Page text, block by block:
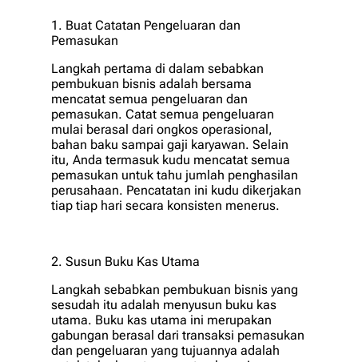
1. Buat Catatan Pengeluaran dan
Pemasukan
Langkah pertama di dalam sebabkan
pembukuan bisnis adalah bersama
mencatat semua pengeluaran dan
pemasukan. Catat semua pengeluaran
mulai berasal dari ongkos operasional,
bahan baku sampai gaji karyawan. Selain
itu, Anda termasuk kudu mencatat semua
pemasukan untuk tahu jumlah penghasilan
perusahaan. Pencatatan ini kudu dikerjakan
tiap tiap hari secara konsisten menerus.
2. Susun Buku Kas Utama
Langkah sebabkan pembukuan bisnis yang
sesudah itu adalah menyusun buku kas
utama. Buku kas utama ini merupakan
gabungan berasal dari transaksi pemasukan
dan pengeluaran yang tujuannya adalah